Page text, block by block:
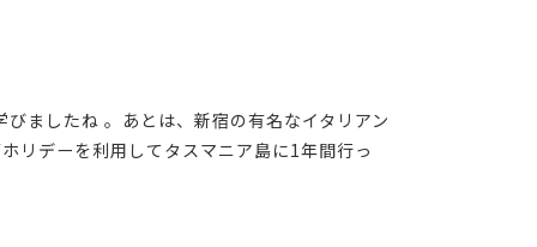
ましたね 。あとは、新宿の有名なイタリアン
リデーを利用してタスマニア島に1年間行っ